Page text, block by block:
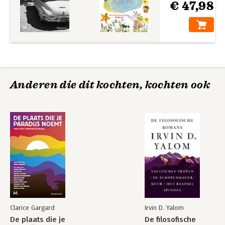
‘Een boek van Wells is altijd lekker om te lezen. Benedict
Wells weet het verloren gevoel van een jonge jongen in
Berlijn goed te vangen.’ de Volkskrant over Dromer
€ 47,98
Anderen die dit kochten, kochten ook
Clarice Gargard
De plaats die je
Irvin D. Yalom
De filosofische